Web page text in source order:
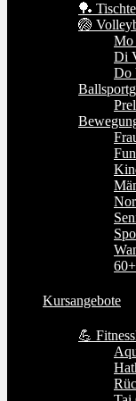
🏓
🏐
Mo
Di
Do
Kursangebote
💪